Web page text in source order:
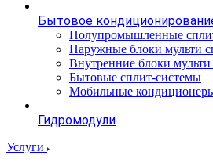
Бытовое
Полупромышленные
Наружные блоки мульти
Внутренние блоки мульти
Бытовые сплит-системы
Мобильные
Гидромодули
Услуги